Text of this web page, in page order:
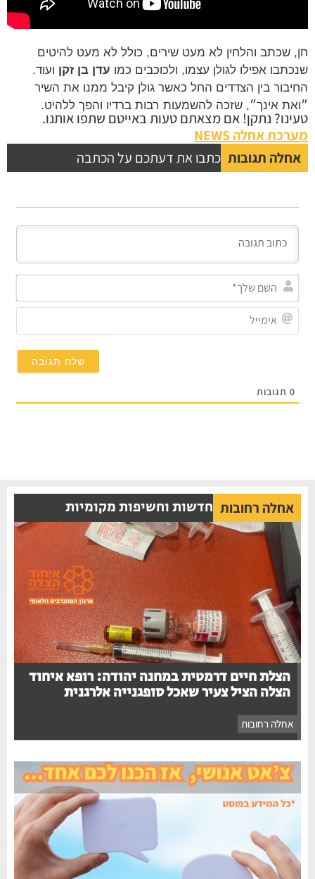
חן, שכתב והלחין לא מעט שירים, כולל לא מעט להיטים
שנכתבו אפילו לגולן עצמו, ולכוכבים כמו עדן בן זקן ועוד.
החיבור בין הצדדים החל כאשר גולן קיבל ממנו את השיר
״ואת אינך״, שזכה להשמעות רבות ברדיו והפך ללהיט.
טעינו? נתקן! אם מצאתם טעות באייטם שתפו אותנו.
מערכת אחלה NEWS
אחלה תגובות כתבו את דעתכם על הכתבה
0תגובות
אחלה רחובות חדשות וחשיפות מקומיות
הצלת חיים דרמטית במחנה יהודה: רופא איחוד
הצלה הציל צעיר שאכל סופגנייה אלרגנית
אחלה רחובות